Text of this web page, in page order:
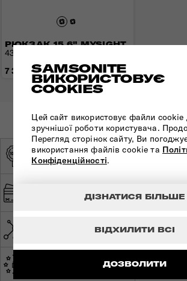
SAMSONITE
ВИКОРИСТОВУЄ
COOKIES
Цей сайт використовує файли cookie
зручнішої роботи користувача.
Перегляд сторінок сайту, Ви
використання файлів cookie та
Конфіденційності.
ДОЗВОЛИТИ
ВІДХИЛИТИ ВСІ
ДІЗНАТИСЯ БІЛЬШЕ
РЮКЗАК 15,6" MYSIGHT
43x30x16 см | 0,9 кг | 19 л
7 390 грн
ОРИГІНАЛЬНА
ПРОДУКЦІЯ
МЕРЕЖА МАГАЗИНІВ ПО
ЗРОБЛЕНО В ЄВРОПІ